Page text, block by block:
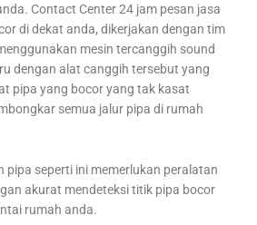
Contact Center 24 jam pesan jasa
di dekat anda, dikerjakan dengan tim
mesin tercanggih sound
dengan alat canggih tersebut yang
pipa yang bocor yang tak kasat
semua jalur pipa di rumah
pipa seperti ini memerlukan peralatan
akurat mendeteksi titik pipa bocor
rumah anda.